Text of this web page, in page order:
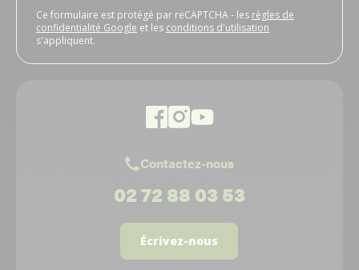
Ce formulaire est protégé par reCAPTCHA - les règles de
confidentialité Google et les conditions d'utilisation
s'appliquent.
Contactez-nous
02 72 88 03 53
Écrivez-nous